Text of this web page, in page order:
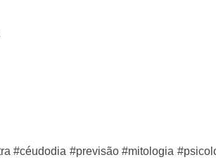
#céudodia #previsão #mitologia